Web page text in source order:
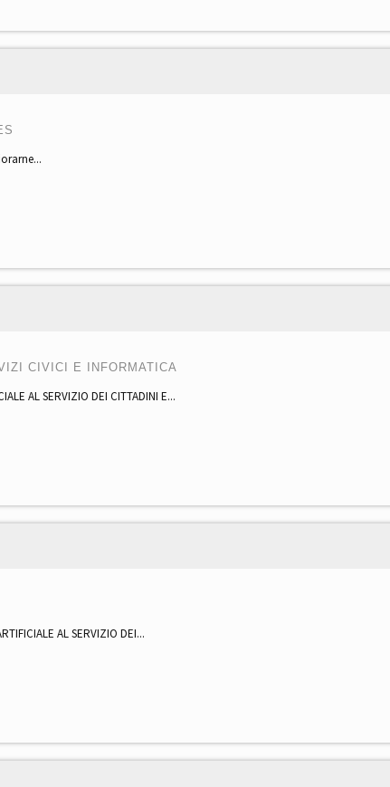
CIVICI E INFORMATICA
AL SERVIZIO DEI CITTADINI E...
AL SERVIZIO DEI...